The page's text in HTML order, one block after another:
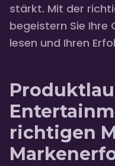
stärkt. Mit der
begeistern Sie
lesen und Ihren
richtigen